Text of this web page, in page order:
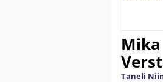
Taneli